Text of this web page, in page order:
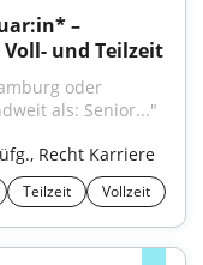
–
und Teilzeit
oder
als: Senior..."
Recht Karriere
Teilzeit Vollzeit